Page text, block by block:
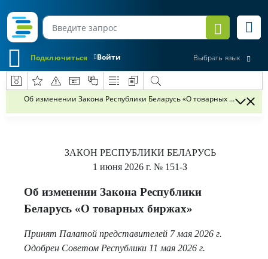
Войти
Подключиться Выбрать язык
Об изменении Закона Республики Беларусь «О товарных биржах»
ЗАКОН РЕСПУБЛИКИ БЕЛАРУСЬ
1 июня 2026 г. № 151-З
Об изменении Закона Республики
Беларусь «О товарных биржах»
Принят Палатой представителей 7 мая 2026 г.
Одобрен Советом Республики 11 мая 2026 г.